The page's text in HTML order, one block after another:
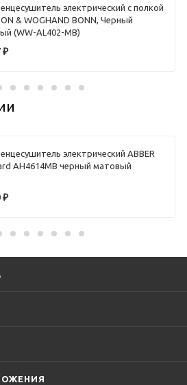
электрический с полкой
& WOGHAND BONN, Черный
(WW-AL402-MB)
₽
электрический ABBER
AH4614MB черный матовый
₽